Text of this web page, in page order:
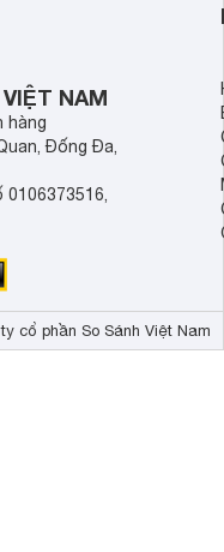
vô cùng thuận tiện,
để kiểm tra lịch
NAM
hàng
Đống Đa,
cổ phần So Sánh Việt Nam